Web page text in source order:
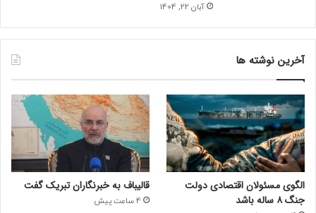
آبان 22, 1404
آخرین نوشته ها
الگوی مسئولان اقتصادی دولت
جنگ ۸ ساله باشد
قالیباف به خبرنگاران تبریک گفت
4 ساعت پیش